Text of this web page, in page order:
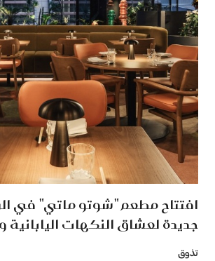
افتتاح مطعم "شوتو ماتي" في
جديدة لعشاق النكهات اليابانية
تذوق